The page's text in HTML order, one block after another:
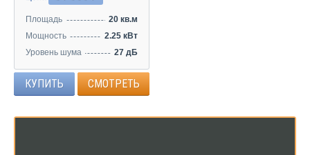
Площадь
20 кв.м
Мощность
2.25 кВт
Уровень шума
27 дБ
КУПИТЬ СМОТРЕТЬ